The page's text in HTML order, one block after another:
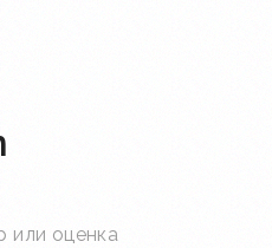
или оценка